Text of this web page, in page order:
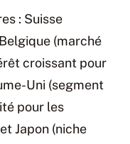
: Suisse
(marché
croissant pour
Uni (segment
pour les
Japon (niche